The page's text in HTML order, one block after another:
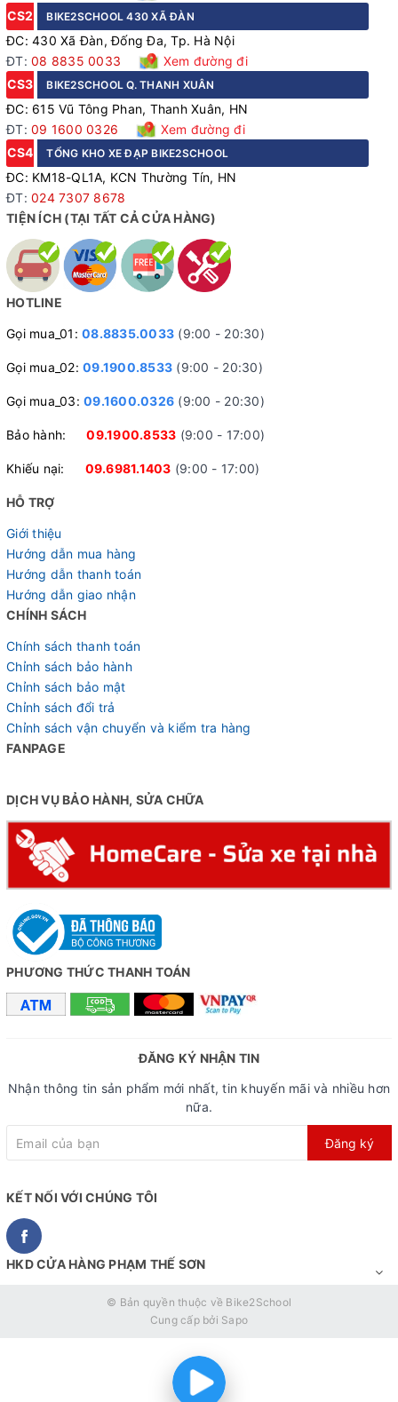
CS2
BIKE2SCHOOL 430 XÃ ĐÀN
ĐC: 430 Xã Đàn, Đống Đa, Tp. Hà Nội
ĐT: 08 8835 0033
Xem đường đi
CS3
BIKE2SCHOOL Q. THANH XUÂN
ĐC: 615 Vũ Tông Phan, Thanh Xuân, HN
ĐT: 09 1600 0326
Xem đường đi
CS4
TỔNG KHO XE ĐẠP BIKE2SCHOOL
ĐC: KM18-QL1A, KCN Thường Tín, HN
ĐT: 024 7307 8678
TIỆN ÍCH (TẠI TẤT CẢ CỬA HÀNG)
HOTLINE
Gọi mua_01: 08.8835.0033 (9:00 - 20:30)
Gọi mua_02: 09.1900.8533 (9:00 - 20:30)
Gọi mua_03: 09.1600.0326 (9:00 - 20:30)
Bảo hành:09.1900.8533 (9:00 - 17:00)
Khiếu nại: 09.6981.1403 (9:00 - 17:00)
HỖ TRỢ
Giới thiệu
Hướng dẫn mua hàng
Hướng dẫn thanh toán
Hướng dẫn giao nhận
CHÍNH SÁCH
Chính sách thanh toán
Chỉnh sách bảo hành
Chỉnh sách bảo mật
Chỉnh sách đổi trả
Chỉnh sách vận chuyển và kiểm tra hàng
FANPAGE
DỊCH VỤ BẢO HÀNH, SỬA CHỮA
PHƯƠNG THỨC THANH TOÁN
ĐĂNG KÝ NHẬN TIN
Nhận thông tin sản phẩm mới nhất, tin khuyến mãi và nhiều hơn
nữa.
Đăng ký
KẾT NỐI VỚI CHÚNG TÔI
HKD CỬA HÀNG PHẠM THẾ SƠN
© Bản quyền thuộc về Bike2School
Cung cấp bởi Sapo